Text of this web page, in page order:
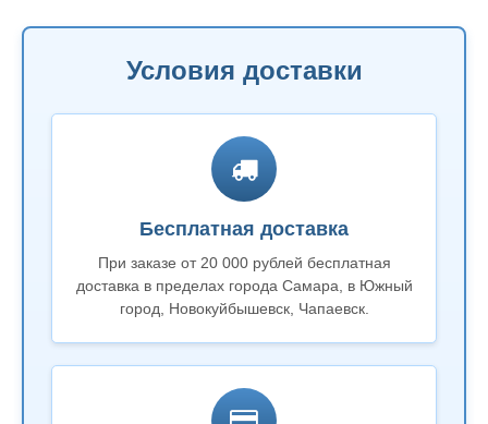
Условия доставки
Бесплатная доставка
При заказе от 20 000 рублей бесплатная
доставка в пределах города Самара, в Южный
город, Новокуйбышевск, Чапаевск.